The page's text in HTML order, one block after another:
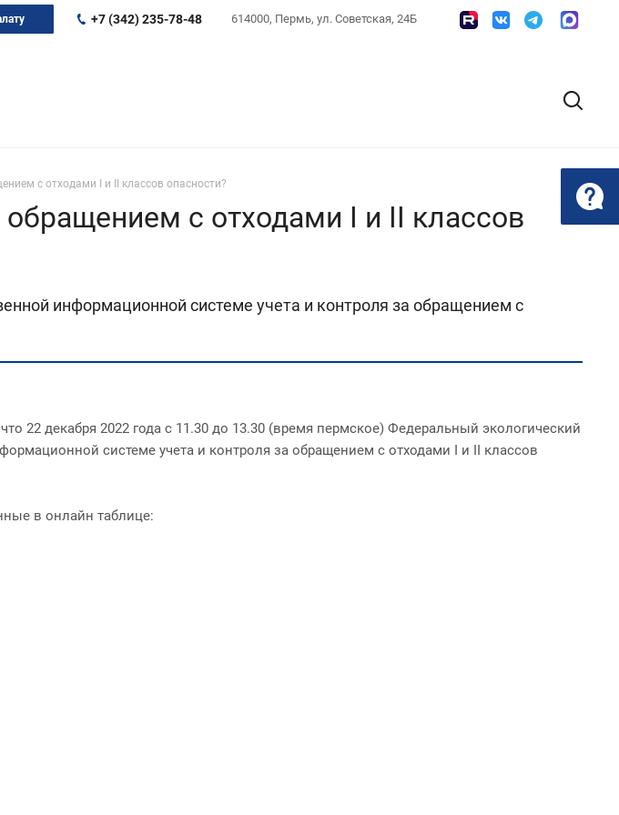
614000, Пермь, ул. Советская, 24Б
+7 (342) 235-78-48
с отходами I и II классов опасности?
с отходами I и II классов
информационной системе учета и контроля за обращением с
22 декабря 2022 года с 11.30 до 13.30 (время пермское) Федеральный экологический
системе учета и контроля за обращением с отходами I и II классов
в онлайн таблице: